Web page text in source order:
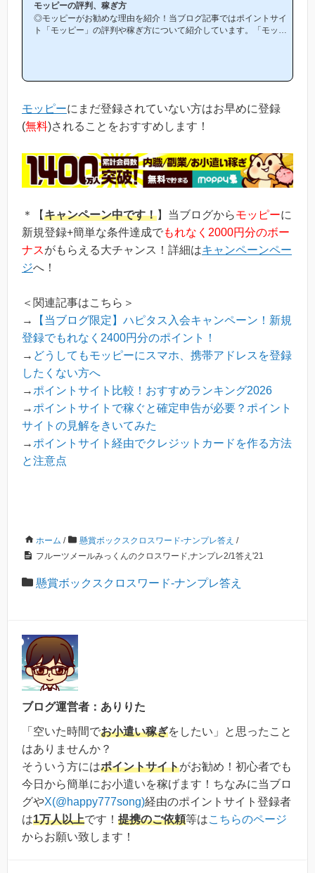
モッピーの評判、稼ぎ方
◎モッピーがお勧めな理由を紹介！当ブログ記事ではポイントサイ
ト「モッピー」の評判や稼ぎ方について紹介しています。「モッピ
初心者の方でも稼ぎやすく、当ブログでもおすすめ第1位のポイン
トサイトです！当ペ...
モッピーにまだ登録されていない方はお早めに登録
(無料)されることをおすすめします！
＊【キャンペーン中です！】当ブログからモッピーに
新規登録+簡単な条件達成でもれなく2000円分のボー
ナスがもらえる大チャンス！詳細はキャンペーンペー
ジへ！
＜関連記事はこちら＞
→
【当ブログ限定】ハピタス入会キャンペーン！新規
登録でもれなく2400円分のポイント！
→ どうしてもモッピーにスマホ、携帯アドレスを登録
したくない方へ
→ ポイントサイト比較！おすすめランキング2026
→ ポイントサイトで稼ぐと確定申告が必要？ポイント
サイトの見解をきいてみた
→ ポイントサイト経由でクレジットカードを作る方法
と注意点
ホーム / 懸賞ボックスクロスワード-ナンプレ答え /
フルーツメールみっくんのクロスワード,ナンプレ2/1答え'21
懸賞ボックスクロスワード-ナンプレ答え
ブログ運営者：ありりた
「空いた時間でお小遣い稼ぎをしたい」と思ったこと
はありませんか？
そういう方にはポイントサイトがお勧め！初心者でも
今日から簡単にお小遣いを稼げます！ちなみに当ブロ
グやX(@happy777song)経由のポイントサイト登録者
は1万人以上です！ 提携のご依頼等はこちらのページ
からお願い致します！